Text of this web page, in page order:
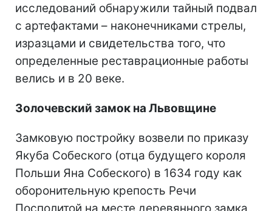
исследований обнаружили тайный подвал
с артефактами – наконечниками стрелы,
изразцами и свидетельства того, что
определенные реставрационные работы
велись и в 20 веке.
Золочевский замок на Львовщине
Замковую постройку возвели по приказу
Якуба Собеского (отца будущего короля
Польши Яна Собеского) в 1634 году как
оборонительную крепость Речи
Посполитой на месте деревянного замка